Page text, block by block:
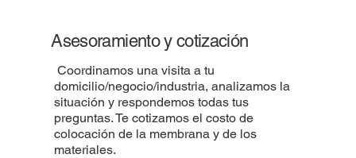
Asesoramiento y cotización
Coordinamos una visita a tu
domicilio/negocio/industria, analizamos la
situación y respondemos todas tus
preguntas. Te cotizamos el costo de
colocación de la membrana y de los
materiales.